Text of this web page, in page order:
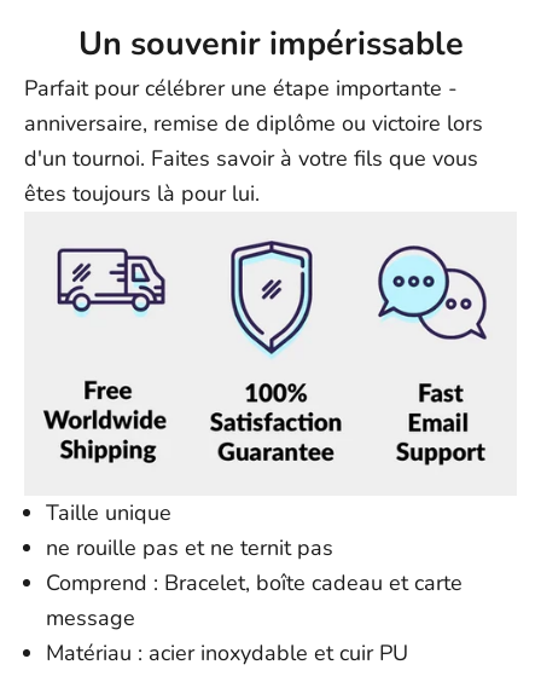
Un souvenir impérissable
Parfait pour célébrer une étape importante -
anniversaire, remise de diplôme ou victoire lors
d'un tournoi. Faites savoir à votre fils que vous
êtes toujours là pour lui.
Taille unique
ne rouille pas et ne ternit pas
Comprend : Bracelet, boîte cadeau et carte
message
Matériau : acier inoxydable et cuir PU